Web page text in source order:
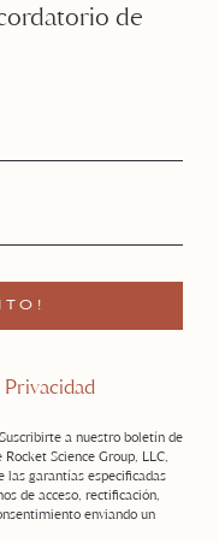
de
a nuestro boletín de
Science Group, LLC,
las garantías especificadas
de acceso, rectificación,
enviando un